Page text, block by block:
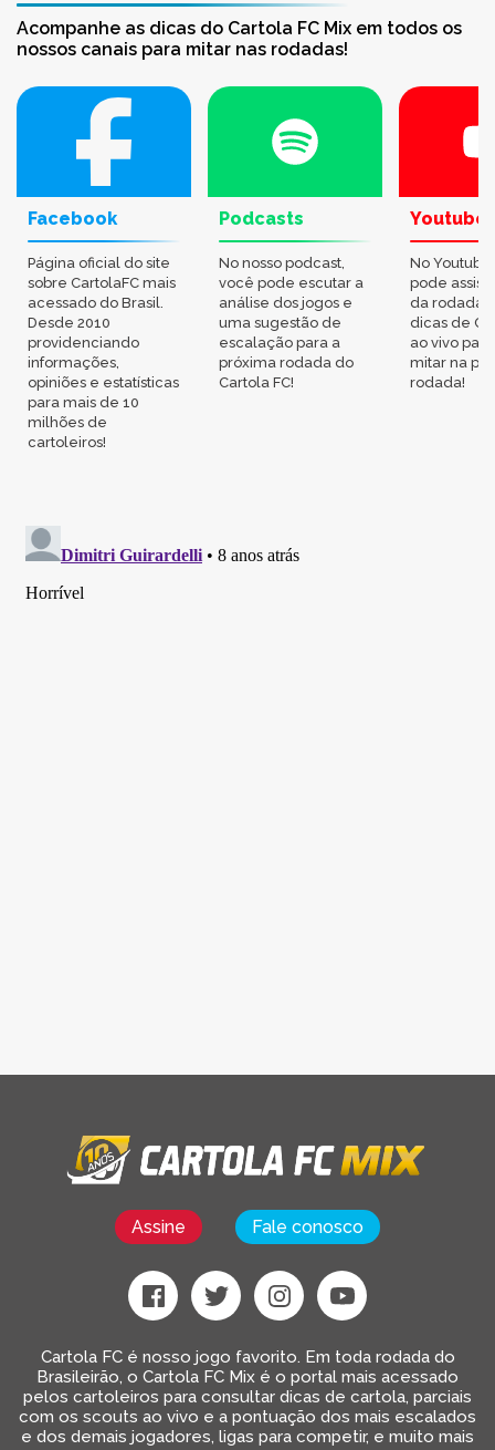
Acompanhe as dicas do Cartola FC Mix em todos os
nossos canais para mitar nas rodadas!
Facebook
Página oficial do site
sobre CartolaFC mais
acessado do Brasil.
Desde 2010
providenciando
informações,
opiniões e estatísticas
para mais de 10
milhões de
cartoleiros!
Podcasts
No nosso podcast,
você pode escutar a
análise dos jogos e
uma sugestão de
escalação para a
próxima rodada do
Cartola FC!
Youtube
No
pode
da rodada,
dicas de
ao vivo
mitar na
rodada!
Assine Fale conosco
Cartola FC é nosso jogo favorito. Em toda rodada do
Brasileirão, o Cartola FC Mix é o portal mais acessado
pelos cartoleiros para consultar dicas de cartola, parciais
com os scouts ao vivo e a pontuação dos mais escalados
e dos demais jogadores, ligas para competir, e muito mais